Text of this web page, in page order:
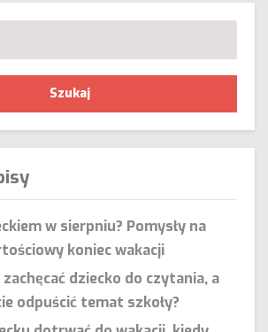
w sierpniu? Pomysły na
koniec wakacji
zachęcać dziecko do czytania, a
odpuścić temat szkoły?